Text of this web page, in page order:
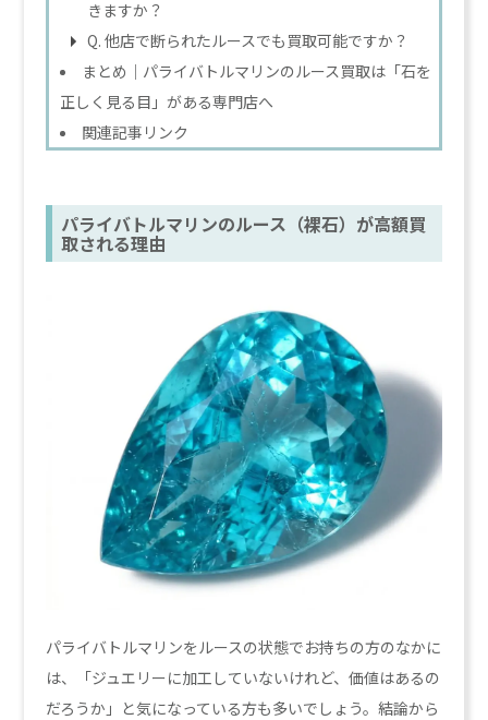
きますか？
Q. 他店で断られたルースでも買取可能ですか？
まとめ｜パライバトルマリンのルース買取は「石を
正しく見る目」がある専門店へ
関連記事リンク
パライバトルマリンのルース（裸石）が高額買
取される理由
パライバトルマリンをルースの状態でお持ちの方のなかに
は、「ジュエリーに加工していないけれど、価値はあるの
だろうか」と気になっている方も多いでしょう。結論から